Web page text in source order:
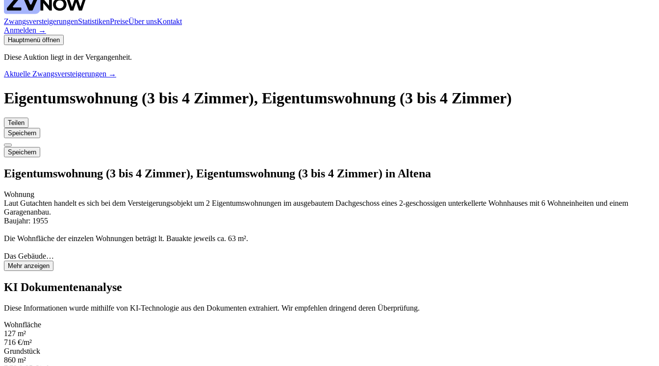
ZwangsversteigerungenStatistikenPreiseÜber unsKontakt
Anmelden →
Hauptmenü öffnen
Diese Auktion liegt in der Vergangenheit.
Aktuelle Zwangsversteigerungen →
Eigentumswohnung (3 bis 4 Zimmer), Eigentumswohnung (3 bis 4 Zimmer)
Teilen
Speichern
Speichern
Eigentumswohnung (3 bis 4 Zimmer), Eigentumswohnung (3 bis 4 Zimmer) in Altena
Wohnung
Laut Gutachten handelt es sich bei dem Versteigerungsobjekt um 2 Eigentumswohnungen im ausgebautem Dachgeschoss eines 2-geschossigen unterkellerte Wohnhauses mit 6 Wohneinheiten und einem
Garagenanbau.
Baujahr: 1955
Die Wohnfläche der einzelen Wohnungen beträgt lt. Bauakte jeweils ca. 63 m².
Das Gebäude…
Mehr anzeigen
KI Dokumentenanalyse
Diese Informationen wurde mithilfe von KI-Technologie aus den Dokumenten extrahiert. Wir empfehlen dringend deren Überprüfung.
Wohnfläche
127 m²
716 €/m²
Grundstück
860 m²